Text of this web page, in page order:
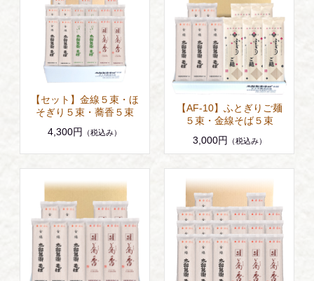
【セット】金線５束・ほ
そぎり５束・蕎香５束
4,300円
（税込み）
【AF-10】ふとぎりご麺
５束・金線そば５束
3,000円
（税込み）